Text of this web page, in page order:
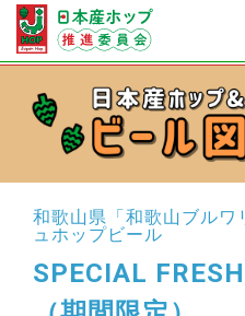
和歌山県「和歌山ブルワ
ュホップビール
SPECIAL